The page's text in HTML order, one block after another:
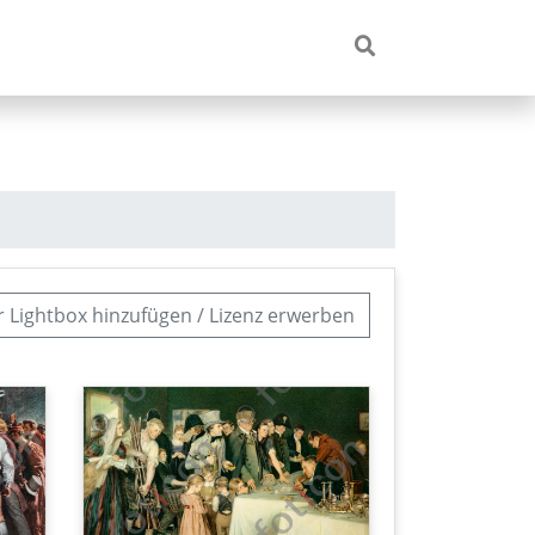
Lightbox hinzufügen / Lizenz erwerben